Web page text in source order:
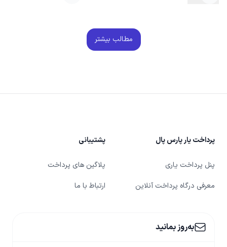
مطالب بیشتر
پرداخت یار پارس پال
پنل پرداخت یاری
معرفی درگاه پرداخت آنلاین
پشتیبانی
پلاگین های پرداخت
ارتباط با ما
به‌روز بمانید